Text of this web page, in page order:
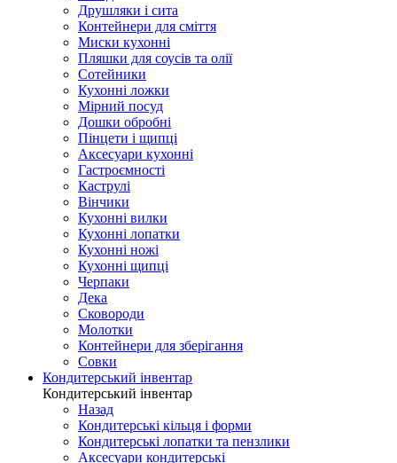
Друшляки і сита
Контейнери для сміття
Миски кухонні
Пляшки для соусів та олії
Сотейники
Кухонні ложки
Мірний посуд
Дошки обробні
Пінцети і щипці
Аксесуари кухонні
Гастроємності
Каструлі
Вінчики
Кухонні вилки
Кухонні лопатки
Кухонні ножі
Кухонні щипці
Черпаки
Дека
Сковороди
Молотки
Контейнери для зберігання
Совки
Кондитерський інвентар
Кондитерський інвентар
Назад
Кондитерські кільця і форми
Кондитерські лопатки та пензлики
Аксесуари кондитерські